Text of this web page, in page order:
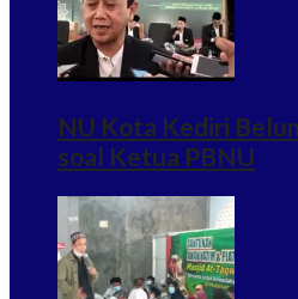
NU Kota Kediri
soal Ketua PBNU